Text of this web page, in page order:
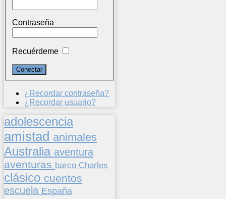
Contraseña
Recuérdeme
¿Recordar contraseña?
¿Recordar usuario?
adolescencia
amistad animales
Australia aventura
aventuras barco Charles
clásico cuentos
escuela España